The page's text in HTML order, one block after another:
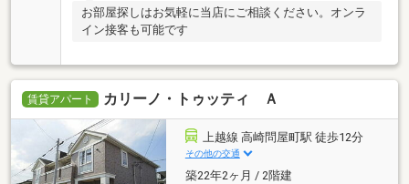
お部屋探しはお気軽に当店にご相談ください。オンラ
イン接客も可能です
賃貸アパート カリーノ・トゥッティ Ａ
上越線 高崎問屋町駅 徒歩12分
その他の交通
築22年2ヶ月 / 2階建